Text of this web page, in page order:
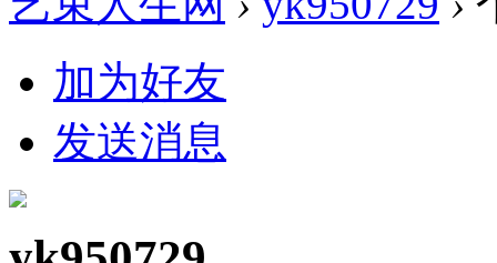
加为好友
发送消息